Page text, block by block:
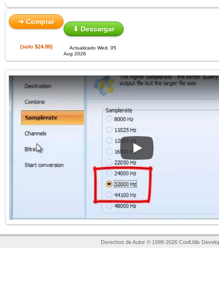
➜ Comprar
⬇ Descargar
(solo $24.90)
Actualizado Wed, 05
Aug 2026
Play
Derechos de Autor © 1998-2026 CoolUtils